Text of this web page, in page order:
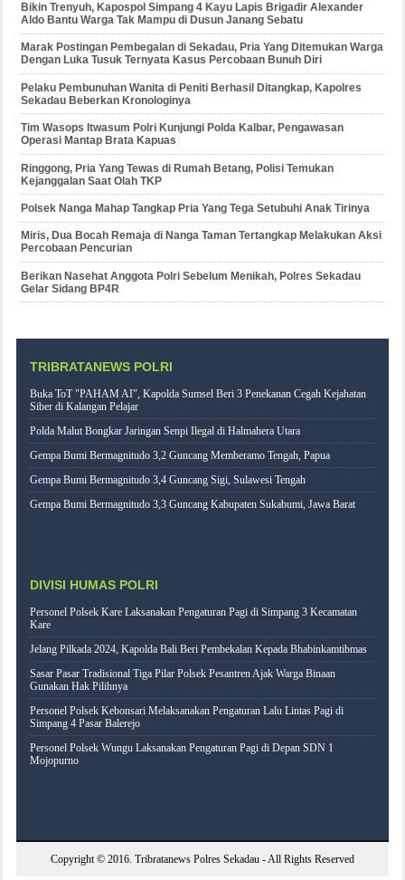
Bikin Trenyuh, Kapospol Simpang 4 Kayu Lapis Brigadir Alexander
Aldo Bantu Warga Tak Mampu di Dusun Janang Sebatu
Marak Postingan Pembegalan di Sekadau, Pria Yang Ditemukan Warga
Dengan Luka Tusuk Ternyata Kasus Percobaan Bunuh Diri
Pelaku Pembunuhan Wanita di Peniti Berhasil Ditangkap, Kapolres
Sekadau Beberkan Kronologinya
Tim Wasops Itwasum Polri Kunjungi Polda Kalbar, Pengawasan
Operasi Mantap Brata Kapuas
Ringgong, Pria Yang Tewas di Rumah Betang, Polisi Temukan
Kejanggalan Saat Olah TKP
Polsek Nanga Mahap Tangkap Pria Yang Tega Setubuhi Anak Tirinya
Miris, Dua Bocah Remaja di Nanga Taman Tertangkap Melakukan Aksi
Percobaan Pencurian
Berikan Nasehat Anggota Polri Sebelum Menikah, Polres Sekadau
Gelar Sidang BP4R
TRIBRATANEWS POLRI
Buka ToT "PAHAM AI", Kapolda Sumsel Beri 3 Penekanan Cegah Kejahatan
Siber di Kalangan Pelajar
Polda Malut Bongkar Jaringan Senpi Ilegal di Halmahera Utara
Gempa Bumi Bermagnitudo 3,2 Guncang Memberamo Tengah, Papua
Gempa Bumi Bermagnitudo 3,4 Guncang Sigi, Sulawesi Tengah
Gempa Bumi Bermagnitudo 3,3 Guncang Kabupaten Sukabumi, Jawa Barat
DIVISI HUMAS POLRI
Personel Polsek Kare Laksanakan Pengaturan Pagi di Simpang 3 Kecamatan
Kare
Jelang Pilkada 2024, Kapolda Bali Beri Pembekalan Kepada Bhabinkamtibmas
Sasar Pasar Tradisional Tiga Pilar Polsek Pesantren Ajak Warga Binaan
Gunakan Hak Pilihnya
Personel Polsek Kebonsari Melaksanakan Pengaturan Lalu Lintas Pagi di
Simpang 4 Pasar Balerejo
Personel Polsek Wungu Laksanakan Pengaturan Pagi di Depan SDN 1
Mojopurno
Copyright © 2016. Tribratanews Polres Sekadau - All Rights Reserved